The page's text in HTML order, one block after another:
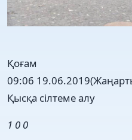
Қоғам
09:06 19.06.2019
Қысқа сілтеме алу
1 0 0